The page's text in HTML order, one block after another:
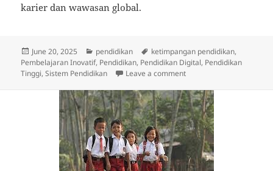
karier dan wawasan global.
Posted
on
June 20, 2025 Categories
pendidikan Tags
ketimpangan pendidikan,
Pembelajaran Inovatif, Pendidikan, Pendidikan Digital, Pendidikan
Tinggi,Sistem Pendidikan Leave a commenton Program Beasiswa